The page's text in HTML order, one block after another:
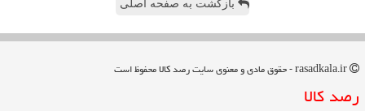
بازگشت به صفحه اصلی
رصد كالا